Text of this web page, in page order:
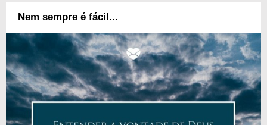
Nem sempre é fácil...